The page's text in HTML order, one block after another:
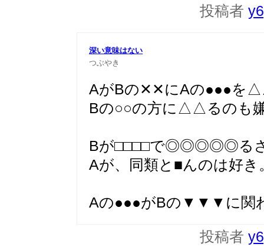
投稿者
深い意味はない
つぶやき
AがBの✕✕にAの●●●を
Bの○○の方に△△るのも
Bが□□□□で◎◎◎◎◎るさ
Aが、同類と■んのは好き
Aの●●●がBの▼▼▼に関
投稿者